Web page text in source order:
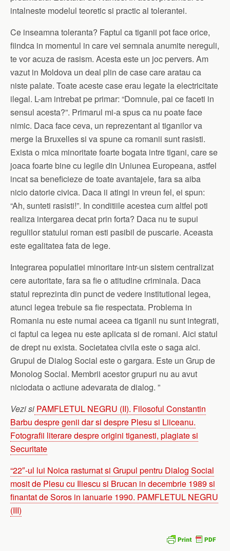
intalneste modelul teoretic si practic al tolerantei.
Ce inseamna toleranta? Faptul ca tiganii pot face orice,
fiindca in momentul in care vei semnala anumite nereguli,
te vor acuza de rasism. Acesta este un joc pervers. Am
vazut in Moldova un deal plin de case care aratau ca
niste palate. Toate aceste case erau legate la electricitate
ilegal. L-am intrebat pe primar: “Domnule, pai ce faceti in
sensul acesta?”. Primarul mi-a spus ca nu poate face
nimic. Daca face ceva, un reprezentant al tiganilor va
merge la Bruxelles si va spune ca romanii sunt rasisti.
Exista o mica minoritate foarte bogata intre tigani, care se
joaca foarte bine cu legile din Uniunea Europeana, astfel
incat sa beneficieze de toate avantajele, fara sa aiba
nicio datorie civica. Daca ii atingi in vreun fel, ei spun:
“Ah, sunteti rasisti!”. In conditiile acestea cum altfel poti
realiza intergarea decat prin forta? Daca nu te supui
regulilor statului roman esti pasibil de puscarie. Aceasta
este egalitatea fata de lege.
Integrarea populatiei minoritare intr-un sistem centralizat
cere autoritate, fara sa fie o atitudine criminala. Daca
statul reprezinta din punct de vedere institutional legea,
atunci legea trebuie sa fie respectata. Problema in
Romania nu este numai aceea ca tiganii nu sunt integrati,
ci faptul ca legea nu este aplicata si de romani. Aici statul
de drept nu exista. Societatea civila este o saga aici.
Grupul de Dialog Social este o gargara. Este un Grup de
Monolog Social. Membrii acestor grupuri nu au avut
niciodata o actiune adevarata de dialog. ”
Vezi si PAMFLETUL NEGRU (II). Filosoful Constantin
Barbu despre genii dar si despre Plesu si Liiceanu.
Fotografii literare despre origini tiganesti, plagiate si
Securitate
“22″-ul lui Noica rasturnat si Grupul pentru Dialog Social
mosit de Plesu cu Iliescu si Brucan in decembrie 1989 si
finantat de Soros in ianuarie 1990. PAMFLETUL NEGRU
(III)